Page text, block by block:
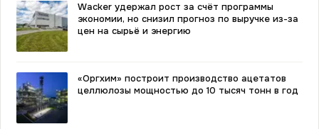
Wacker удержал рост за счёт программы
экономии, но снизил прогноз по выручке из-за
цен на сырьё и энергию
«Оргхим» построит производство ацетатов
целлюлозы мощностью до 10 тысяч тонн в год